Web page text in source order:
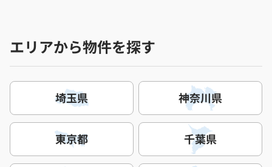
エリアから物件を探す
埼玉県 神奈川県
東京都 千葉県